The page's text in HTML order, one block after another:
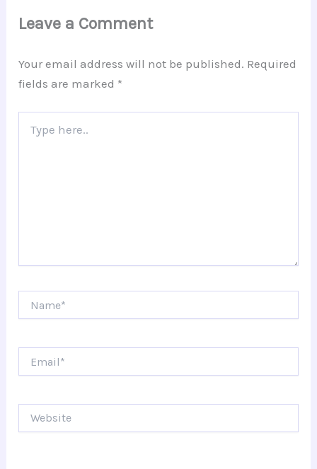
Leave a Comment
Your email address will not be published. Required
fields are marked *
here..